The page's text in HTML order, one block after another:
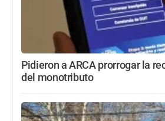
Pidieron a ARCA prorrogar la
del monotributo